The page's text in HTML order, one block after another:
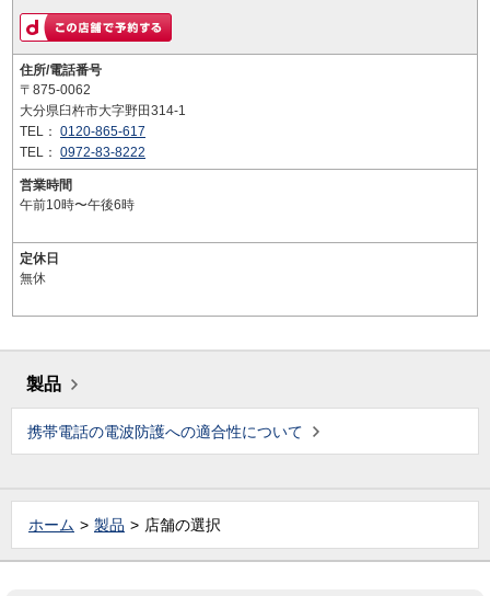
住所/電話番号
〒875-0062
大分県臼杵市大字野田314-1
TEL： 0120-865-617
TEL： 0972-83-8222
営業時間
午前10時〜午後6時
定休日
無休
製品
携帯電話の電波防護への適合性について
ホーム 製品 店舗の選択